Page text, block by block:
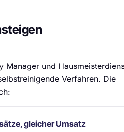
Manager und
Verfahren. Die
gleicher Umsatz